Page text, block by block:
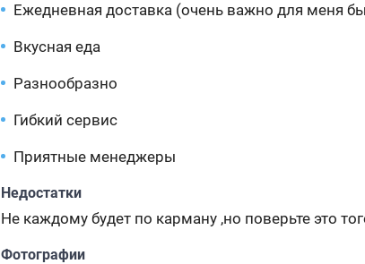
Ежедневная доставка (очень важно для меня
Вкусная еда
Разнообразно
Гибкий сервис
Приятные менеджеры
Недостатки
Не каждому будет по карману ,но поверьте это
Фотографии